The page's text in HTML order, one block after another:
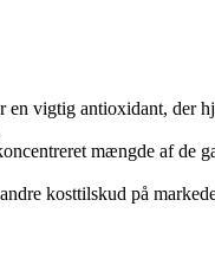
vigtig antioxidant, der
mængde af de
kosttilskud på